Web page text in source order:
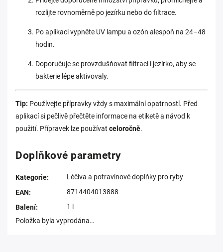
rozlijte rovnoměrně po jezírku nebo do filtrace.
Po aplikaci vypněte UV lampu a ozón alespoň na 24–48
hodin.
Doporučuje se provzdušňovat filtraci i jezírko, aby se
bakterie lépe aktivovaly.
Tip: Používejte přípravky vždy s maximální opatrností. Před
aplikací si pečlivě přečtěte informace na etiketě a návod k
použití. Přípravek lze používat celoročně.
Doplňkové parametry
Kategorie:
Léčiva a potravinové doplňky pro ryby
EAN:
8714404013888
Balení:
1 l
Položka byla vyprodána…